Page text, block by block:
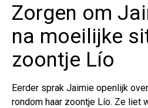
Zorgen om
na moeilijke
zoontje Lío
Eerder sprak Jaimie openlijk
rondom haar zoontje Lío. Ze liet